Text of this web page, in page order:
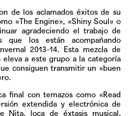
de los aclamados éxitos de su
«The Engine», «Shiny Soul» o
agradeciendo el trabajo de
que los están acompañando
2013-14. Esta mezcla de
eleva a este grupo a la categoría
consiguen transmitir un «buen
final con temazos como «Read
extendida y electrónica de
Nita, loca de éxtasis musical,